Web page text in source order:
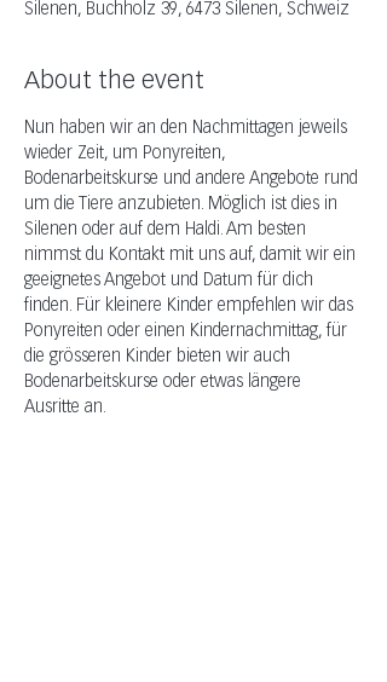
Silenen, Buchholz 39, 6473 Silenen, Schweiz
About the event
Nun haben wir an den Nachmittagen jeweils
wieder Zeit, um Ponyreiten,
Bodenarbeitskurse und andere Angebote rund
um die Tiere anzubieten. Möglich ist dies in
Silenen oder auf dem Haldi. Am besten
nimmst du Kontakt mit uns auf, damit wir ein
geeignetes Angebot und Datum für dich
finden. Für kleinere Kinder empfehlen wir das
Ponyreiten oder einen Kindernachmittag, für
die grösseren Kinder bieten wir auch
Bodenarbeitskurse oder etwas längere
Ausritte an.